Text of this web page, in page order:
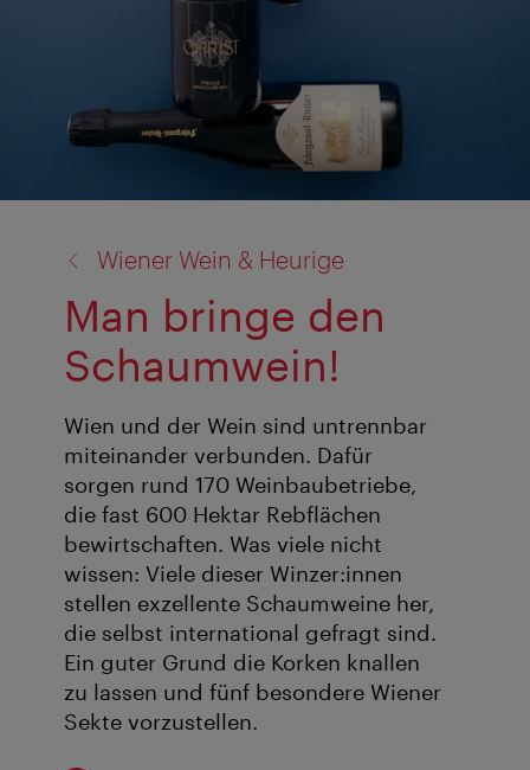
Wiener Wein & Heurige
Man bringe den
Schaumwein!
Wien und der Wein sind untrennbar
miteinander verbunden. Dafür
sorgen rund 170 Weinbaubetriebe,
die fast 600 Hektar Rebflächen
bewirtschaften. Was viele nicht
wissen: Viele dieser Winzer:innen
stellen exzellente Schaumweine her,
die selbst international gefragt sind.
Ein guter Grund die Korken knallen
zu lassen und fünf besondere Wiener
Sekte vorzustellen.